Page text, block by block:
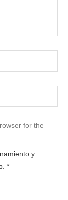
for the
y
*